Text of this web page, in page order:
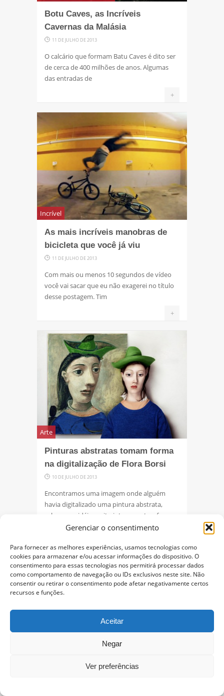
Gerenciar o consentimento
Para fornecer as melhores experiências, usamos tecnologias como
cookies para armazenar e/ou acessar informações do dispositivo. O
consentimento para essas tecnologias nos permitirá processar dados
como comportamento de navegação ou IDs exclusivos neste site. Não
consentir ou retirar o consentimento pode afetar negativamente certos
recursos e funções.
Aceitar
Negar
Ver preferências
Botu Caves, as Incríveis
Cavernas da Malásia
11 DE JULHO DE 2013
O calcário que formam Batu Caves é dito ser
de cerca de 400 milhões de anos. Algumas
das entradas de
+
Incrível
As mais incríveis manobras de
bicicleta que você já viu
11 DE JULHO DE 2013
Com mais ou menos 10 segundos de vídeo
você vai sacar que eu não exagerei no título
desse postagem. Tim
+
Arte
Pinturas abstratas tomam forma
na digitalização de Flora Borsi
10 DE JULHO DE 2013
Encontramos uma imagem onde alguém
havia digitalizado uma pintura abstrata,
achamos a idéia muito interessante e fomos
atrás do autor
+
‹Anterior 1 2 3 4 5
6
7
15
16 17 18 19 20
21
32 33